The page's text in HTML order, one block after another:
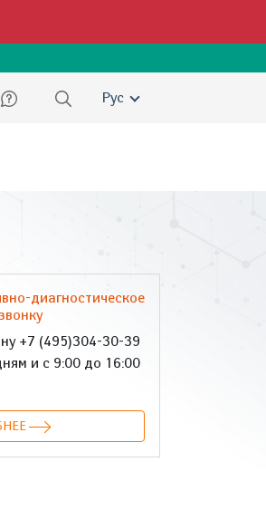
Русский
диагностическое
+7 (495)304-30-39
и с 9:00 до 16:00